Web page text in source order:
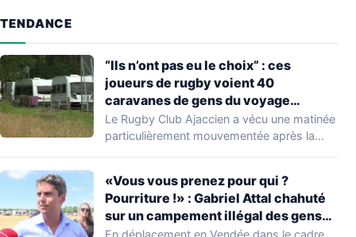
TENDANCE
“Ils n’ont pas eu le choix” : ces
joueurs de rugby voient 40
caravanes de gens du voyage
s’installer dans leur stade, ils les
délogent en moins d’1 heure
Le Rugby Club Ajaccien a vécu une matinée
particulièrement mouvementée après la
«Vous vous prenez pour qui ?
Pourriture !» : Gabriel Attal chahuté
sur un campement illégal des gens
du voyage
En déplacement en Vendée dans le cadre